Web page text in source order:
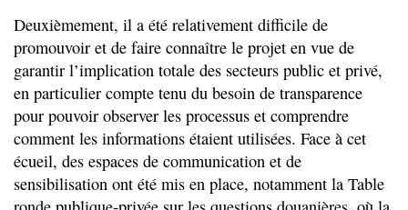
Deuxièmement, il a été relativement difficile de
promouvoir et de faire connaître le projet en vue de
garantir l’implication totale des secteurs public et privé,
en particulier compte tenu du besoin de transparence
pour pouvoir observer les processus et comprendre
comment les informations étaient utilisées. Face à cet
écueil, des espaces de communication et de
sensibilisation ont été mis en place, notamment la Table